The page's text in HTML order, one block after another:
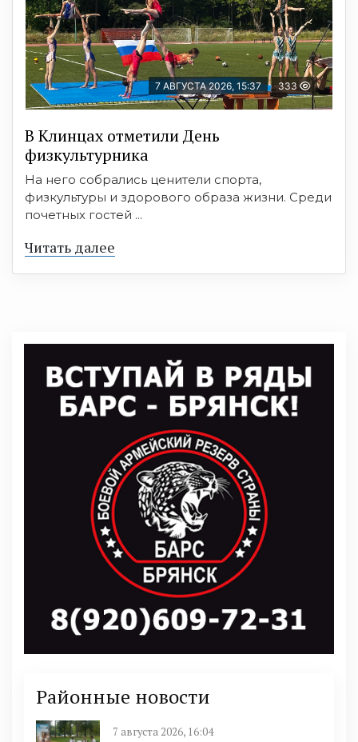
7 АВГУСТА 2026, 15:37 333
В Клинцах отметили День
физкультурника
На него собрались ценители спорта,
физкультуры и здорового образа жизни. Среди
почетных гостей ...
Читать далее
Районные новости
7 августа 2026, 16:04